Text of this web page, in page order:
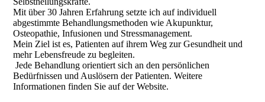
Mit über 30 Jahren Erfahrung setzte ich auf individuell
abgestimmte Behandlungsmethoden wie Akupunktur,
Osteopathie, Infusionen und Stressmanagement.
Mein Ziel ist es, Patienten auf ihrem Weg zur Gesundheit und
mehr Lebensfreude zu begleiten.
Jede Behandlung orientiert sich an den persönlichen
Bedürfnissen und Auslösern der Patienten. Weitere
Informationen finden Sie auf der Website.